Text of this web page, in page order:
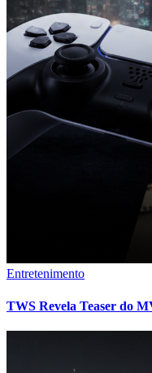
Entretenimento
TWS Revela Teaser do